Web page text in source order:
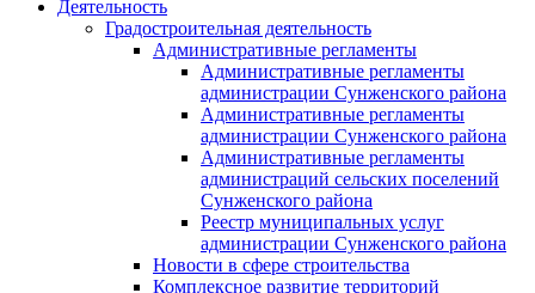
Деятельность
Градостроительная деятельность
Административные регламенты
Административные регламенты
администрации Сунженского района
Административные регламенты
администрации Сунженского района
Административные регламенты
администраций сельских поселений
Сунженского района
Реестр муниципальных услуг
администрации Сунженского района
Новости в сфере строительства
Комплексное развитие территорий